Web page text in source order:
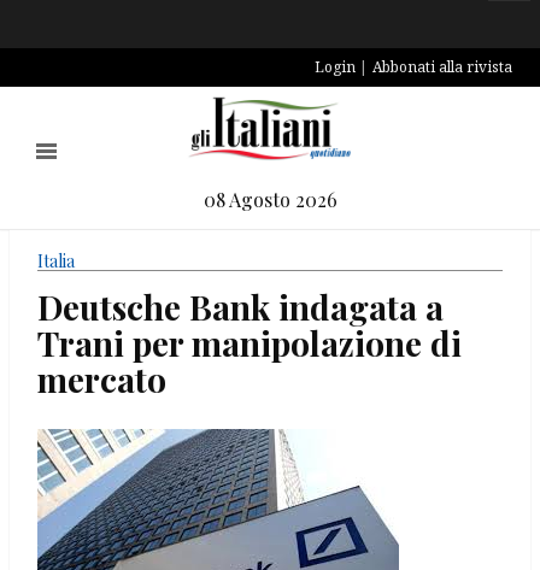
Login Abbonati alla rivista
08 Agosto 2026
Italia
Deutsche Bank indagata a
Trani per manipolazione di
mercato